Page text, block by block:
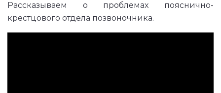
Рассказываем о проблемах пояснично-
крестцового отдела позвоночника.